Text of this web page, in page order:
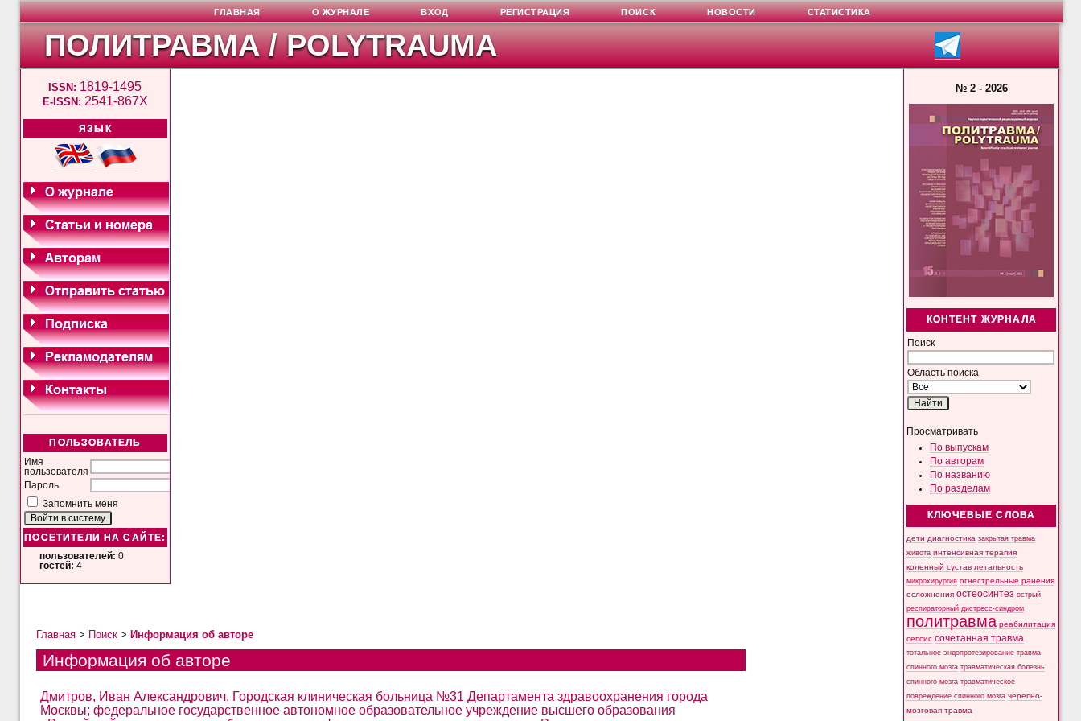
ПОЛИТРАВМА / POLYTRAUMA
ISSN: 1819-1495
E-ISSN: 2541-867X
ЯЗЫК
ПОЛЬЗОВАТЕЛЬ
Имя
пользователя
Пароль
Запомнить меня
ПОСЕТИТЕЛИ НА САЙТЕ:
пользователей: 0
гостей: 4
№ 2 - 2026
КОНТЕНТ ЖУРНАЛА
Поиск
Область поиска
Просматривать
По выпускам
По авторам
По названию
По разделам
КЛЮЧЕВЫЕ СЛОВА
дети диагностика закрытая травма
живота интенсивная терапия
коленный сустав летальность
микрохирургия огнестрельные ранения
осложнения остеосинтез острый
респираторный дистресс-синдром
политравма реабилитация
сепсис сочетанная травма
тотальное эндопротезирование травма
спинного мозга травматическая болезнь
спинного мозга травматическое
повреждение спинного мозга черепно-
мозговая травма
ГЛАВНАЯ О ЖУРНАЛЕ ВХОД РЕГИСТРАЦИЯ ПОИСК НОВОСТИ СТАТИСТИКА
Главная> Поиск> Информация об авторе
Информация об авторе
Дмитров, Иван Александрович, Городская клиническая больница №31 Департамента здравоохранения города
Москвы; федеральное государственное автономное образовательное учреждение высшего образования